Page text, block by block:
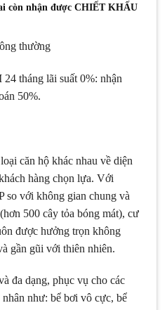
còn nhận được CHIẾT KHẤU
thường
tháng lãi suất 0%: nhận
50%.
căn hộ khác nhau về diện
hàng chọn lựa. Với
với không gian chung và
500 cây tỏa bóng mát), cư
được hưởng trọn không
gần gũi với thiên nhiên.
đa dạng, phục vụ cho các
như: bể bơi vô cực, bể